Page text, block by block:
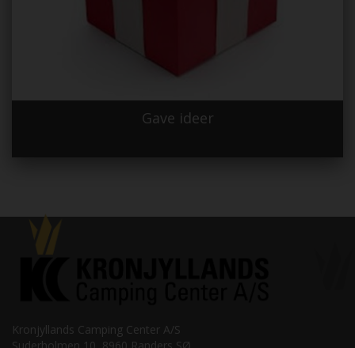
Gave ideer
Kronjyllands Camping Center A/S